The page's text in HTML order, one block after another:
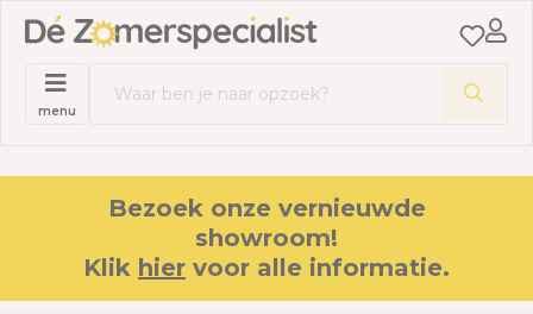
menu
Bezoek onze vernieuwde
showroom!
Klik hier voor alle informatie.